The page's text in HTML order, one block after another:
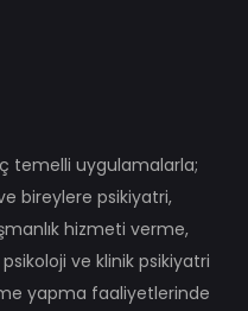
temelli uygulamalarla;
bireylere psikiyatri,
hizmeti verme,
ve klinik psikiyatri
yapma faaliyetlerinde